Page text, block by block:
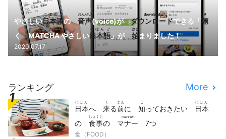
やさしい日本語
にほんご
の 音声
おんせい
(voice)がダウンロード
download
できる「聴
き
く MATCHA やさしい日本語
にほんご
」が 始
はじ
まりました！
2020.07.17
ランキング More
日本
にほん
へ 来
く
る前
まえ
に 知
し
っておきたい 日本
にほん
の 食事
しょくじ
の マナー
manner
7つ
食（FOOD）